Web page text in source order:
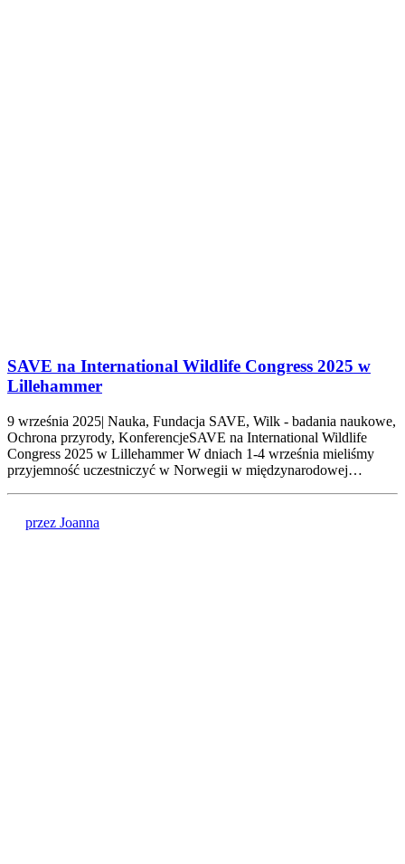
SAVE na International Wildlife Congress 2025 w
Lillehammer
9 września 2025| Nauka, Fundacja SAVE, Wilk - badania naukowe,
Ochrona przyrody, KonferencjeSAVE na International Wildlife
Congress 2025 w Lillehammer W dniach 1-4 września mieliśmy
przyjemność uczestniczyć w Norwegii w międzynarodowej…
przez Joanna